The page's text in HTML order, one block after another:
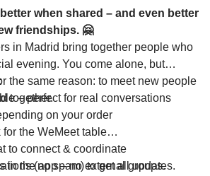
when shared – and even better
friendships. 🤗
in Madrid bring together people who
evening. You come alone, but
the same reason: to meet new people
together.
– perfect for real conversations
on your order
for the WeMeet table
to connect & coordinate
in the app – no external groups.
(no spam) to get all updates.